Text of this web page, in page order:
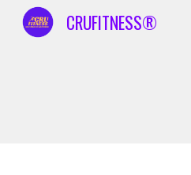
CRUFITNESS®